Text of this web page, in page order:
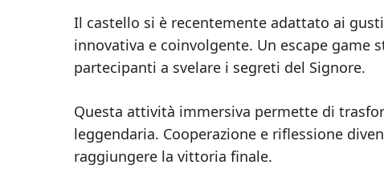
Il castello si è recentemente adattato ai
innovativa e coinvolgente. Un escape
partecipanti a svelare i segreti del Signore.
Questa attività immersiva permette di
leggendaria. Cooperazione e riflessione
raggiungere la vittoria finale.